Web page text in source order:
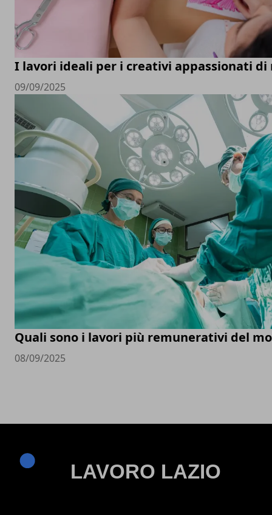
I lavori ideali per i creativi appassionati di
09/09/2025
Quali sono i lavori più remunerativi del
08/09/2025